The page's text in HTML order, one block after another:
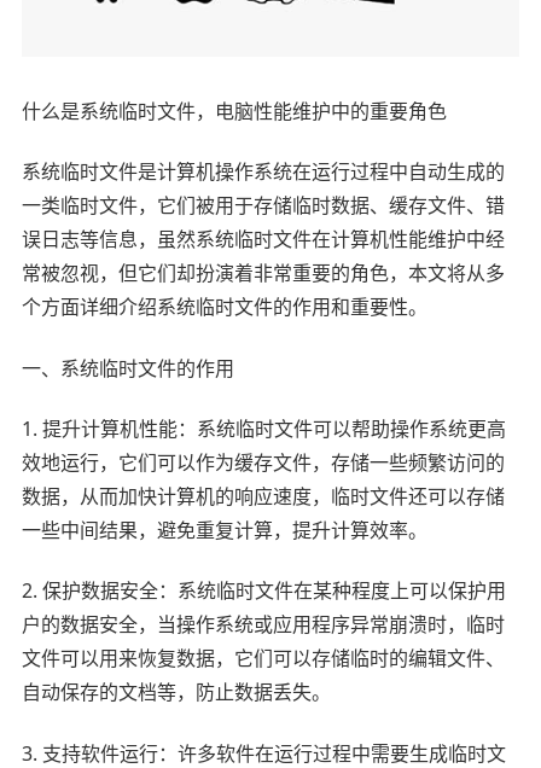
什么是系统临时文件，电脑性能维护中的重要角色
系统临时文件是计算机操作系统在运行过程中自动生成的
一类临时文件，它们被用于存储临时数据、缓存文件、错
误日志等信息，虽然系统临时文件在计算机性能维护中经
常被忽视，但它们却扮演着非常重要的角色，本文将从多
个方面详细介绍系统临时文件的作用和重要性。
一、系统临时文件的作用
1. 提升计算机性能：系统临时文件可以帮助操作系统更高
效地运行，它们可以作为缓存文件，存储一些频繁访问的
数据，从而加快计算机的响应速度，临时文件还可以存储
一些中间结果，避免重复计算，提升计算效率。
2. 保护数据安全：系统临时文件在某种程度上可以保护用
户的数据安全，当操作系统或应用程序异常崩溃时，临时
文件可以用来恢复数据，它们可以存储临时的编辑文件、
自动保存的文档等，防止数据丢失。
3. 支持软件运行：许多软件在运行过程中需要生成临时文